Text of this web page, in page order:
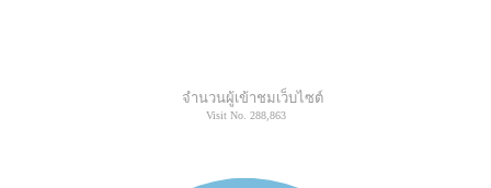
จำนวนผู้เข้าชมเว็บไซต์